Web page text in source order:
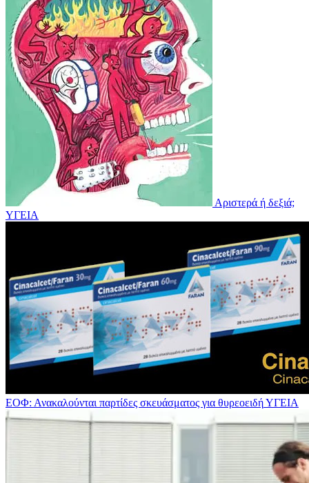
Αριστερά ή δεξιά;
ΥΓΕΙΑ
ΕΟΦ: Ανακαλούνται παρτίδες σκευάσματος για θυρεοειδήΥΓΕΙΑ